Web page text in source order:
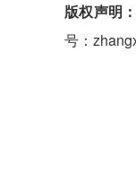
版权声明：
号：